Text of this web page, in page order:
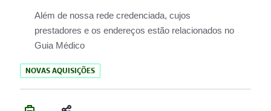
Além de nossa rede credenciada, cujos
prestadores e os endereços estão relacionados no
Guia Médico
NOVAS AQUISIÇÕES